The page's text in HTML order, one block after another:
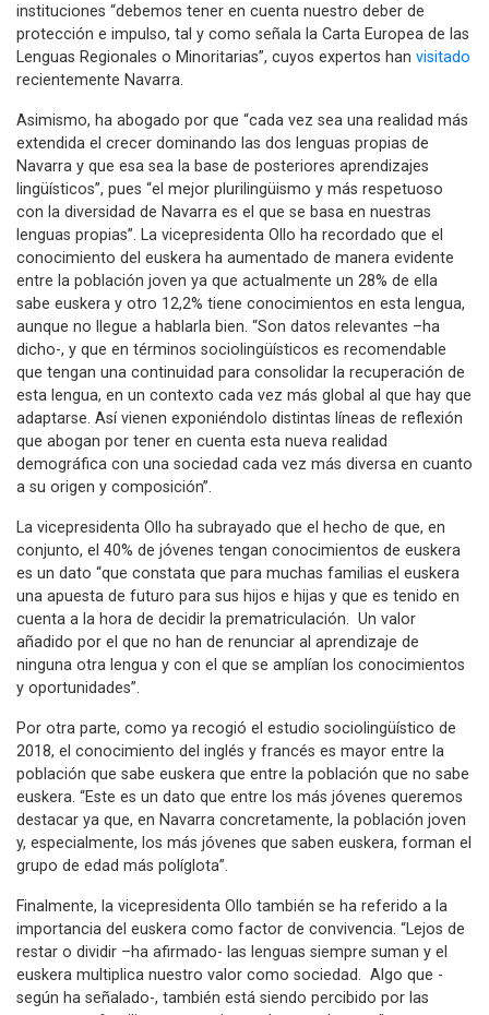
instituciones “debemos tener en cuenta nuestro deber de
protección e impulso, tal y como señala la Carta Europea de las
Lenguas Regionales o Minoritarias”, cuyos expertos han visitado
recientemente Navarra.
Asimismo, ha abogado por que “cada vez sea una realidad más
extendida el crecer dominando las dos lenguas propias de
Navarra y que esa sea la base de posteriores aprendizajes
lingüísticos”, pues “el mejor plurilingüismo y más respetuoso
con la diversidad de Navarra es el que se basa en nuestras
lenguas propias”. La vicepresidenta Ollo ha recordado que el
conocimiento del euskera ha aumentado de manera evidente
entre la población joven ya que actualmente un 28% de ella
sabe euskera y otro 12,2% tiene conocimientos en esta lengua,
aunque no llegue a hablarla bien. “Son datos relevantes –ha
dicho-, y que en términos sociolingüísticos es recomendable
que tengan una continuidad para consolidar la recuperación de
esta lengua, en un contexto cada vez más global al que hay que
adaptarse. Así vienen exponiéndolo distintas líneas de reflexión
que abogan por tener en cuenta esta nueva realidad
demográfica con una sociedad cada vez más diversa en cuanto
a su origen y composición”.
La vicepresidenta Ollo ha subrayado que el hecho de que, en
conjunto, el 40% de jóvenes tengan conocimientos de euskera
es un dato “que constata que para muchas familias el euskera
una apuesta de futuro para sus hijos e hijas y que es tenido en
cuenta a la hora de decidir la prematriculación. Un valor
añadido por el que no han de renunciar al aprendizaje de
ninguna otra lengua y con el que se amplían los conocimientos
y oportunidades”.
Por otra parte, como ya recogió el estudio sociolingüístico de
2018, el conocimiento del inglés y francés es mayor entre la
población que sabe euskera que entre la población que no sabe
euskera. “Este es un dato que entre los más jóvenes queremos
destacar ya que, en Navarra concretamente, la población joven
y, especialmente, los más jóvenes que saben euskera, forman el
grupo de edad más políglota”.
Finalmente, la vicepresidenta Ollo también se ha referido a la
importancia del euskera como factor de convivencia. “Lejos de
restar o dividir –ha afirmado- las lenguas siempre suman y el
euskera multiplica nuestro valor como sociedad. Algo que -
según ha señalado-, también está siendo percibido por las